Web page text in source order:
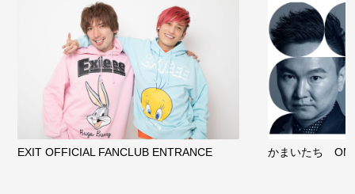
EXIT OFFICIAL FANCLUB ENTRANCE かまいたち